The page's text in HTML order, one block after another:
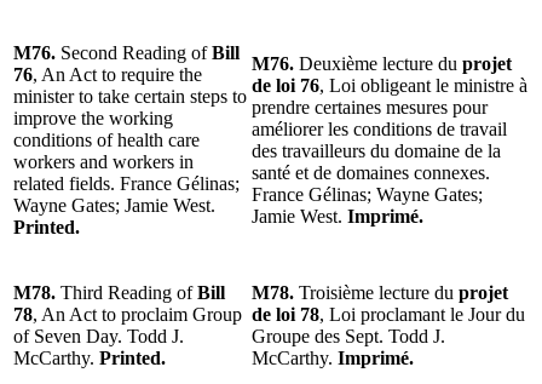
M76. Second Reading ofBill
76, An Act to require the
minister to take certain steps to
improve the working
conditions of health care
workers and workers in
related fields. France Gélinas;
Wayne Gates; Jamie West.
Printed.
M76. Deuxième lecture du projet
de loi 76, Loi obligeant le ministre à
prendre certaines mesures pour
améliorer les conditions de travail
des travailleurs du domaine de la
santé et de domaines connexes.
France Gélinas; Wayne Gates;
Jamie West. Imprimé.
M78. Third Reading ofBill
78, An Act to proclaim Group
of Seven Day. Todd J.
McCarthy. Printed.
M78. Troisième lecture du projet
de loi 78, Loi proclamant le Jour du
Groupe des Sept. Todd J.
McCarthy. Imprimé.